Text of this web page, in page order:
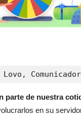
parte de nuestra
en su